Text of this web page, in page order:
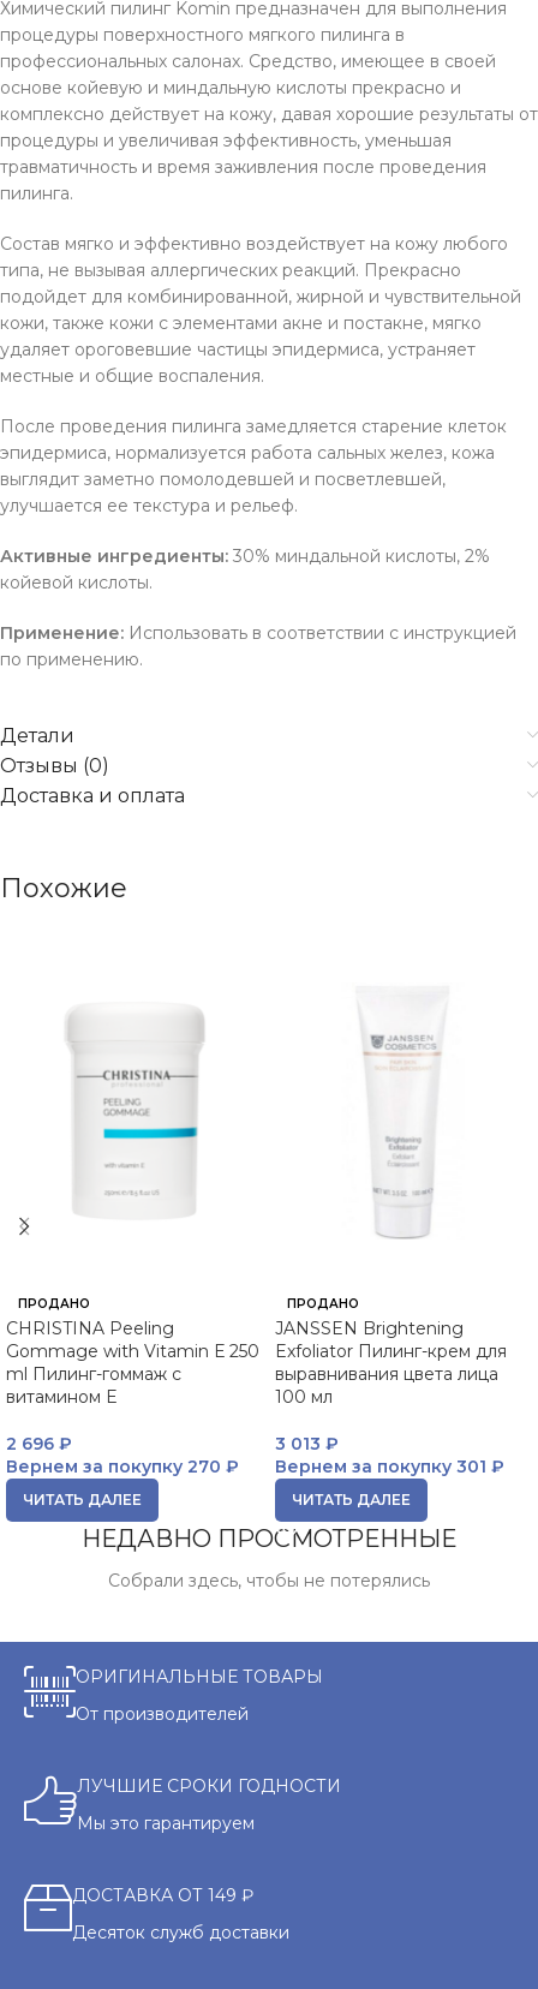
Химический пилинг Komin предназначен для выполнения
процедуры поверхностного мягкого пилинга в
профессиональных салонах. Средство, имеющее в своей
основе койевую и миндальную кислоты прекрасно и
комплексно действует на кожу, давая хорошие результаты от
процедуры и увеличивая эффективность, уменьшая
травматичность и время заживления после проведения
пилинга.
Состав мягко и эффективно воздействует на кожу любого
типа, не вызывая аллергических реакций. Прекрасно
подойдет для комбинированной, жирной и чувствительной
кожи, также кожи с элементами акне и постакне, мягко
удаляет ороговевшие частицы эпидермиса, устраняет
местные и общие воспаления.
После проведения пилинга замедляется старение клеток
эпидермиса, нормализуется работа сальных желез, кожа
выглядит заметно помолодевшей и посветлевшей,
улучшается ее текстура и рельеф.
Активные ингредиенты: 30% миндальной кислоты, 2%
койевой кислоты.
Применение: Использовать в соответствии с инструкцией
по применению.
Детали
Отзывы (0)
Доставка и оплата
Похожие
ПРОДАНО
CHRISTINA Peeling
Gommage with Vitamin Е 250
ml Пилинг-гоммаж с
витамином Е
2 696 ₽
Вернем за покупку 270 ₽
ЧИТАТЬ ДАЛЕЕ
ПРОДАНО
JANSSEN Brightening
Exfoliator Пилинг-крем для
выравнивания цвета лица
100 мл
3 013 ₽
Вернем за покупку 301 ₽
ЧИТАТЬ ДАЛЕЕ
НЕДАВНО ПРОСМОТРЕННЫЕ
Собрали здесь, чтобы не потерялись
ОРИГИНАЛЬНЫЕ ТОВАРЫ
От производителей
ЛУЧШИЕ СРОКИ ГОДНОСТИ
Мы это гарантируем
ДОСТАВКА ОТ 149 ₽
Десяток служб доставки